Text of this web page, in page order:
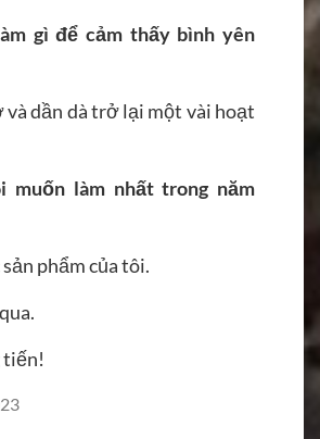
gì để cảm thấy bình yên
dần dà trở lại một vài hoạt
muốn làm nhất trong năm
phẩm của tôi.
tiến!